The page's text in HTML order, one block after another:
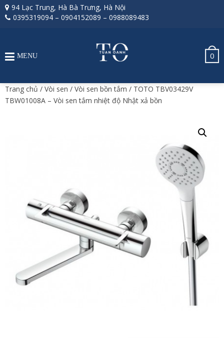
94 Lạc Trung, Hà Bà Trưng, Hà Nội
0395319094 – 0904152089 – 0988089483
0
MENU
Trang chủ / Vòi sen / Vòi sen bồn tắm / TOTO TBV03429V
TBW01008A – Vòi sen tắm nhiệt độ Nhật xả bồn